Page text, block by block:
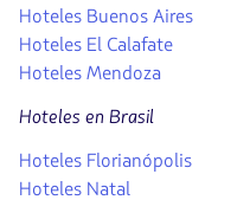
Hoteles Buenos Aires
Hoteles El Calafate
Hoteles Mendoza
Hoteles en Brasil
Hoteles Florianópolis
Hoteles Natal